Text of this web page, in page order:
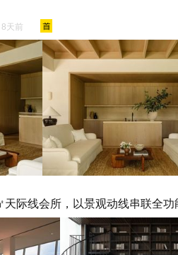
8天前
际线会所，以景观动线串联全